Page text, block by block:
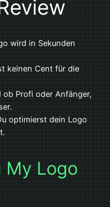
wird in Sekunden
keinen Cent für die
ob Profi oder Anfänger,
optimierst dein Logo
My Logo